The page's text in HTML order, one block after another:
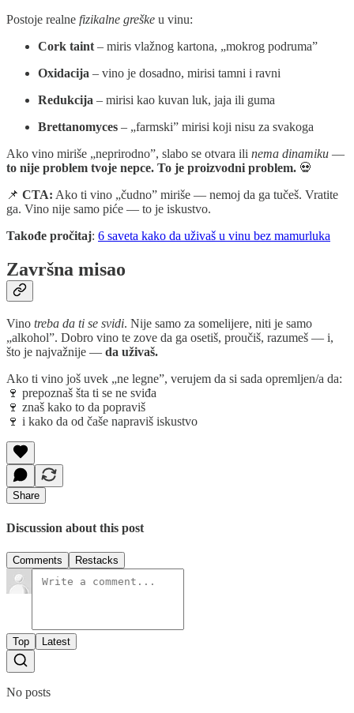
Postoje realne fizikalne greške u vinu:
Cork taint – miris vlažnog kartona, „mokrog podruma”
Oxidacija – vino je dosadno, mirisi tamni i ravni
Redukcija – mirisi kao kuvan luk, jaja ili guma
Brettanomyces – „farmski” mirisi koji nisu za svakoga
Ako vino miriše „neprirodno”, slabo se otvara ili nema dinamiku —
to nije problem tvoje nepce. To je proizvodni problem. 💀
📌 CTA: Ako ti vino „čudno” miriše — nemoj da ga tučeš. Vratite
ga. Vino nije samo piće — to je iskustvo.
Takođe pročitaj: 6 saveta kako da uživaš u vinu bez mamurluka
Završna misao
Vino treba da ti se svidi. Nije samo za somelijere, niti je samo
„alkohol”. Dobro vino te zove da ga osetiš, proučiš, razumeš — i,
što je najvažnije — da uživaš.
Ako ti vino još uvek „ne legne”, verujem da si sada opremljen/a da:
🍷 prepoznaš šta ti se ne sviđa
🍷 znaš kako to da popraviš
🍷 i kako da od čaše napraviš iskustvo
Share
Discussion about this post
Comments Restacks
Top Latest
No posts